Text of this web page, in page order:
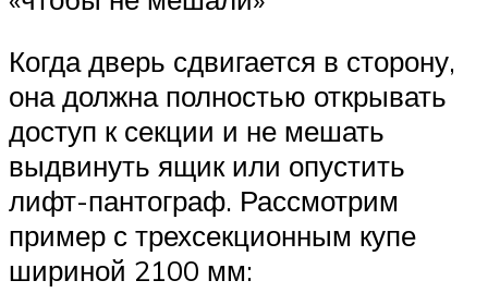
Когда дверь сдвигается в сторону,
она должна полностью открывать
доступ к секции и не мешать
выдвинуть ящик или опустить
лифт-пантограф. Рассмотрим
пример с трехсекционным купе
шириной 2100 мм: